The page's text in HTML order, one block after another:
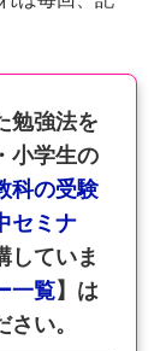
勉強法を
小学生の
科の受験
セミナ
していま
一覧】は
い。